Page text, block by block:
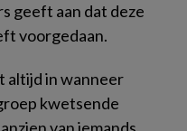
geeft aan dat deze
voorgedaan.
altijd in wanneer
kwetsende